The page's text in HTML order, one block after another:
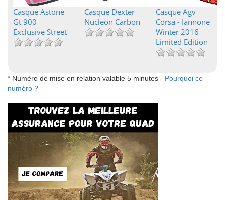
Casque Astone
Gt 900
Exclusive Street
Casque Dexter
Nucleon Carbon
Casque Agv
Corsa - Iannone
Winter 2016
Limited Edition
* Numéro de mise en relation valable 5 minutes - Pourquoi ce
numéro ?